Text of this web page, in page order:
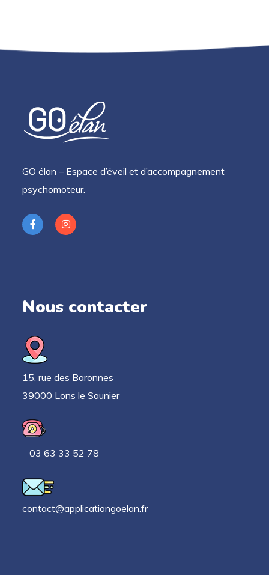
GO élan – Espace d’éveil et d’accompagnement
psychomoteur.
Nous contacter
15, rue des Baronnes
39000 Lons le Saunier
03 63 33 52 78
contact@applicationgoelan.fr